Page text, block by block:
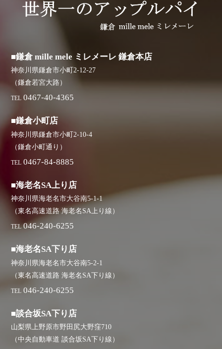
■鎌倉 mille mele ミレメーレ 鎌倉本店
神奈川県鎌倉市小町2-12-27
（鎌倉若宮大路）
TEL 0467-40-4365
■鎌倉小町店
神奈川県鎌倉市小町2-10-4
（鎌倉小町通り）
TEL 0467-84-8885
■海老名SA上り店
神奈川県海老名市大谷南5-1-1
（東名高速道路 海老名SA上り線）
TEL 046-240-6255
■海老名SA下り店
神奈川県海老名市大谷南5-2-1
（東名高速道路 海老名SA下り線）
TEL 046-240-6255
■談合坂SA下り店
山梨県上野原市野田尻大野窪710
（中央自動車道 談合坂SA下り線）